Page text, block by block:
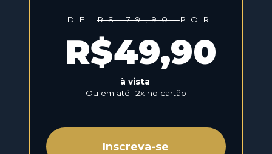
DE R$ 79,90 POR
Inscreva-se
R$49,90
à vista
Ou em até 12x no cartão